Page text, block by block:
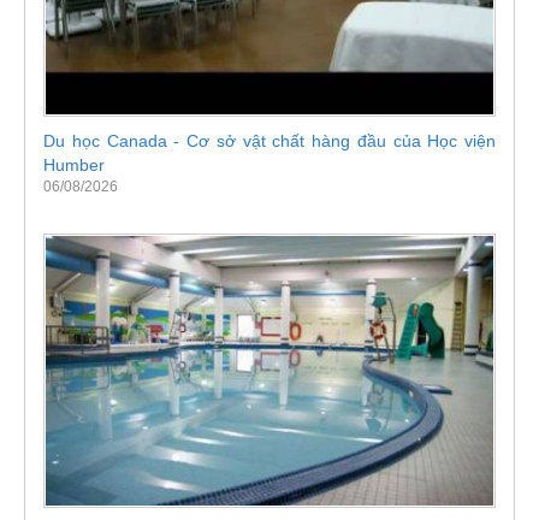
Du học Canada - Cơ sở vật chất hàng đầu của Học viện
Humber
06/08/2026